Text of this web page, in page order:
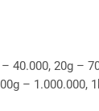
40.000, 20g –
– 1.000.000,